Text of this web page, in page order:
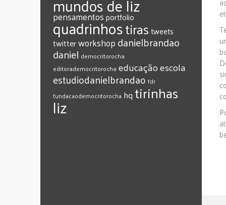
mundos de liz
pensamentosportfolio
quadrinhostirastweets
twitterworkshop‎danielbrandao‬
‎daniel‬ ‎democritorocha
‎editorademocritorocha ‎educação‎escola
‎estudiodanielbrandao ‎fdr
‎fundacaodemocritorocha ‎hq ‎tirinhas
‪‎liz